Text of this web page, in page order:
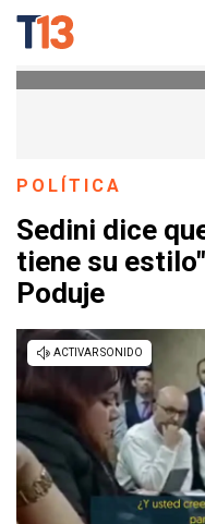
POLÍTICA
Sedini dice
tiene su
Poduje